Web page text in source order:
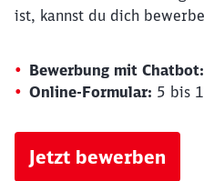
ist, kannst du dich
Bewerbung mit Chatbot:
Online-Formular: 5 bis
Jetzt bewerben